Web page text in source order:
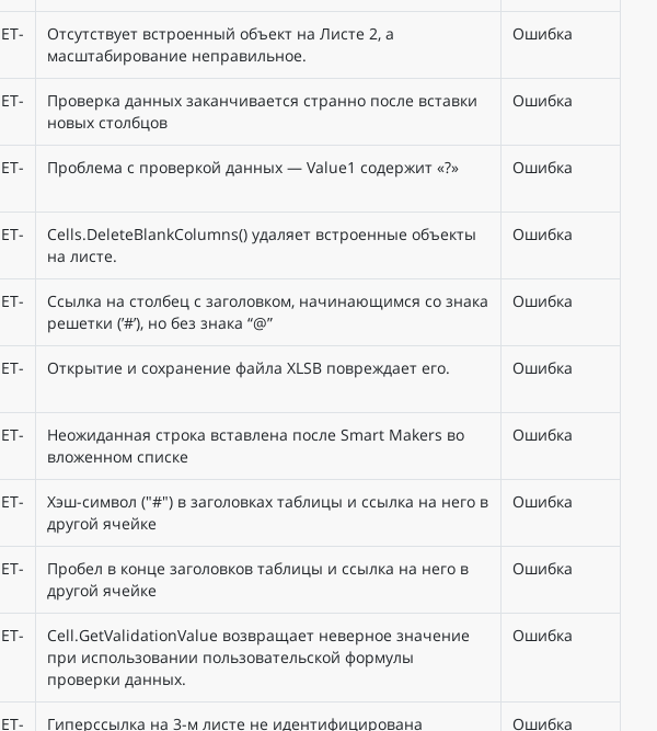
Отсутствует встроенный объект на Листе 2, а
масштабирование неправильное.
Ошибка
Проверка данных заканчивается странно после вставки
новых столбцов
Ошибка
Проблема с проверкой данных — Value1 содержит «?» Ошибка
Cells.DeleteBlankColumns() удаляет встроенные объекты
на листе.
Ошибка
Ссылка на столбец с заголовком, начинающимся со знака
решетки (’#’), но без знака “@”
Ошибка
Открытие и сохранение файла XLSB повреждает его. Ошибка
Неожиданная строка вставлена после Smart Makers во
вложенном списке
Ошибка
Хэш-символ ("#") в заголовках таблицы и ссылка на него в
другой ячейке
Ошибка
Пробел в конце заголовков таблицы и ссылка на него в
другой ячейке
Ошибка
Cell.GetValidationValue возвращает неверное значение
при использовании пользовательской формулы
проверки данных.
Ошибка
Гиперссылка на 3-м листе не идентифицирована Ошибка